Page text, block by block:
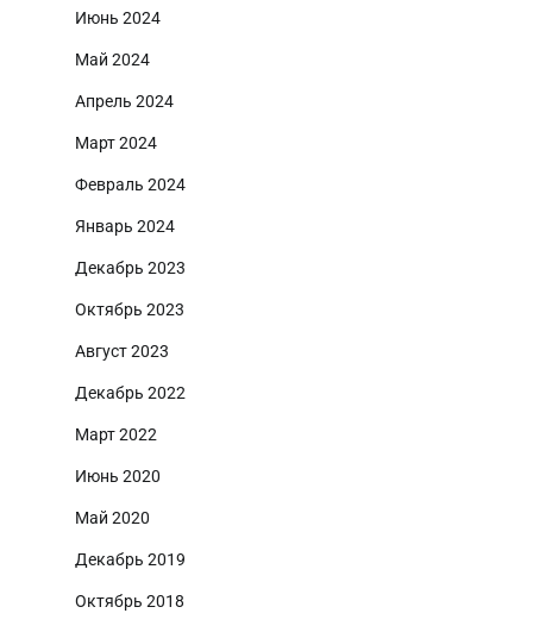
Июнь 2024
Май 2024
Апрель 2024
Март 2024
Февраль 2024
Январь 2024
Декабрь 2023
Октябрь 2023
Август 2023
Декабрь 2022
Март 2022
Июнь 2020
Май 2020
Декабрь 2019
Октябрь 2018